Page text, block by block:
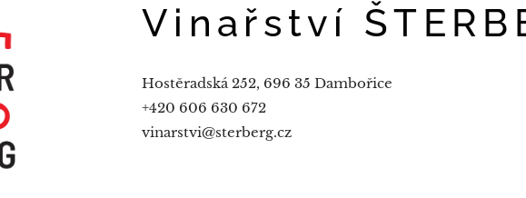
Vinařství
Hostěradská 252, 696 35 Dambořice
+420 606 630 672
vinarstvi@sterberg.cz